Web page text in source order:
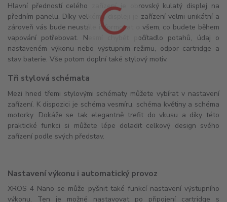
Hlavní předností celého zařízení je obrovský kulatý displej na
předním panelu. Díky velkému displeji je zařízení velmi unikátní a
zároveň vás bude neustále informovat o všem, co budete během
vapování potřebovat. Nesmí chybět počítadlo potahů, údaj o
nastaveném výkonu nebo výstupním režimu, odpor cartridge a
stav baterie. Vše potom doplní také stylový motiv.
Tři stylová schémata
Mezi hned třemi stylovými schématy můžete vybírat v nastavení
zařízení. K dispozici je schéma vesmíru, schéma květiny a schéma
motorky. Dokáže se tak elegantně trefit do vkusu a díky této
praktické funkci si můžete lépe doladit celkový design svého
zařízení podle svých představ.
Nastavení výkonu i automatický provoz
XROS 4 Nano se může pyšnit také funkcí nastavení výstupního
výkonu. Ten je možné nastavovat po připojení cartridge s